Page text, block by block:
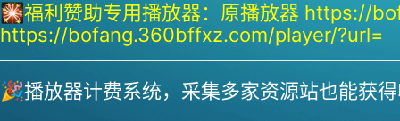
🎇福利赞助专用播放器： 原播放器 https://
https://bofang.360bffxz.com/player/?url=
🎉播放器计费系统，采集多家资源站也能获